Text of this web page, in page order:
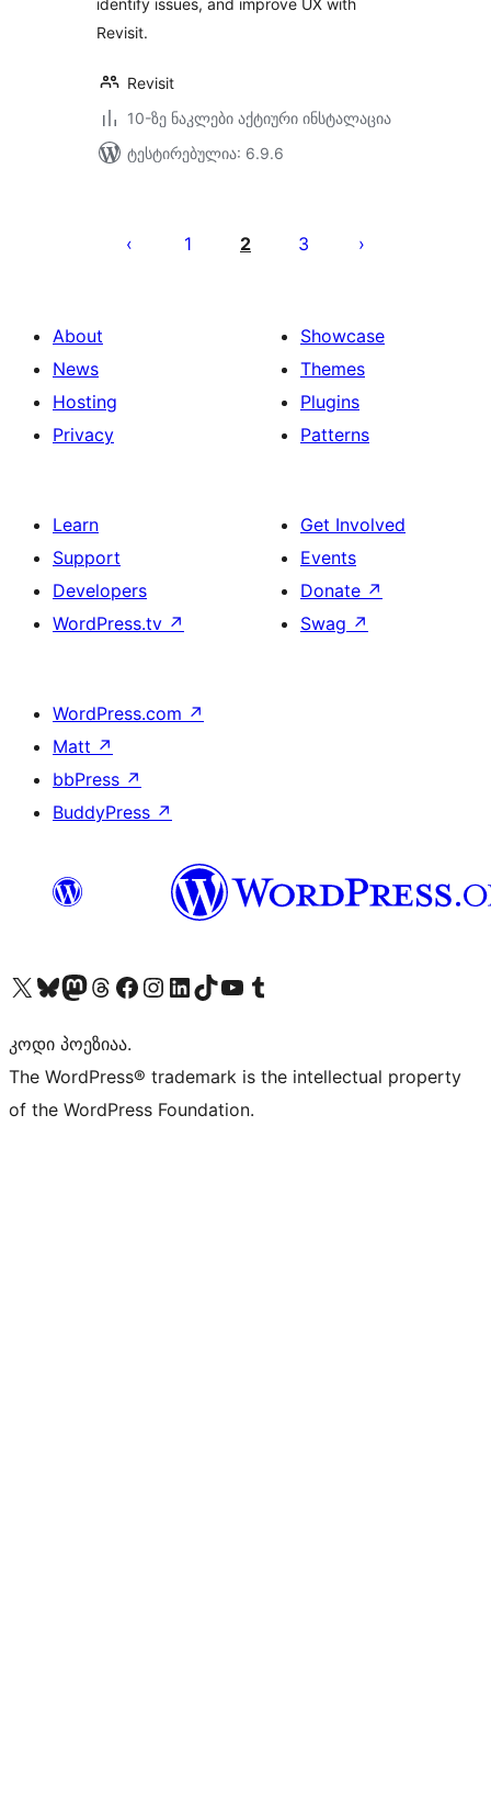
identify issues, and improve UX with
Revisit.
Revisit
10-ზე ნაკლები აქტიური ინსტალაცია
ტესტირებულია: 6.9.6
გვერდებათ
1 2 3
About
News
Hosting
Privacy
Showcase
Themes
Plugins
Patterns
Learn
Support
Developers
WordPress.tv ↗
Get Involved
Events
Donate ↗
Swag ↗
WordPress.com ↗
Matt ↗
bbPress ↗
BuddyPress ↗
Visit our X (formerly Twitter) account
Visit our Bluesky account
Visit our Mastodon account
Visit our Threads account
Visit our Facebook page
Visit our Instagram account
Visit our LinkedIn account
Visit our TikTok account
Visit our YouTube channel
Visit our Tumblr account
კოდი პოეზიაა.
The WordPress® trademark is the intellectual property
of the WordPress Foundation.